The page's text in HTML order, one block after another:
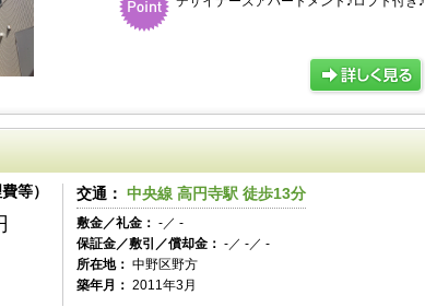
等） 交通： 中央線 高円寺駅 徒歩13分
敷金／礼金： -／ -
保証金／敷引／償却金： -／ -／ -
所在地： 中野区野方
築年月： 2011年3月